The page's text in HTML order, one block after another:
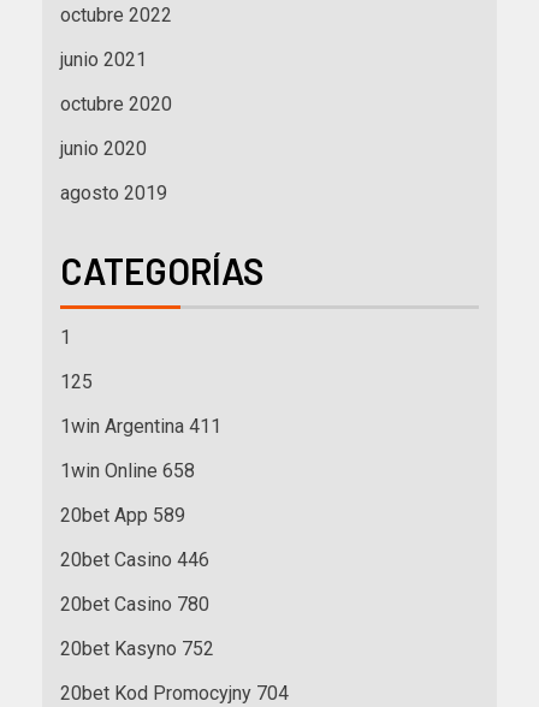
octubre 2022
junio 2021
octubre 2020
junio 2020
agosto 2019
CATEGORÍAS
1
125
1win Argentina 411
1win Online 658
20bet App 589
20bet Casino 446
20bet Casino 780
20bet Kasyno 752
20bet Kod Promocyjny 704